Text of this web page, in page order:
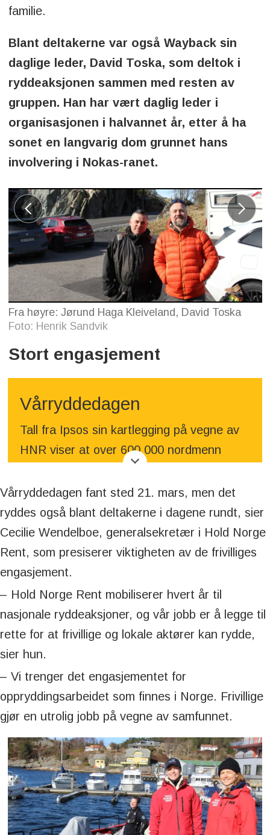
familie.
Blant deltakerne var også Wayback sin
daglige leder, David Toska, som deltok i
ryddeaksjonen sammen med resten av
gruppen. Han har vært daglig leder i
organisasjonen i halvannet år, etter å ha
sonet en langvarig dom grunnet hans
involvering i Nokas-ranet.
Fra høyre: Jørund Haga Kleiveland, David Toska
Foto: Henrik Sandvik
Stort engasjement
Vårryddedagen
Tall fra Ipsos sin kartlegging på vegne av
HNR viser at over 600 000 nordmenn
Vårryddedagen fant sted 21. mars, men det
ryddes også blant deltakerne i dagene rundt, sier
Cecilie Wendelboe, generalsekretær i Hold Norge
Rent, som presiserer viktigheten av de frivilliges
engasjement.
– Hold Norge Rent mobiliserer hvert år til
nasjonale ryddeaksjoner, og vår jobb er å legge til
rette for at frivillige og lokale aktører kan rydde,
sier hun.
– Vi trenger det engasjementet for
oppryddingsarbeidet som finnes i Norge. Frivillige
gjør en utrolig jobb på vegne av samfunnet.